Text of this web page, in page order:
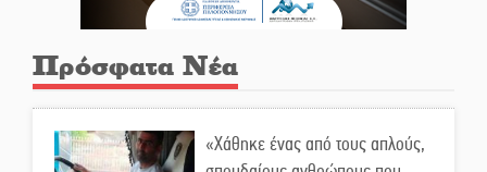
Πρόσφατα Νέα
«Χάθηκε ένας από τους απλούς,